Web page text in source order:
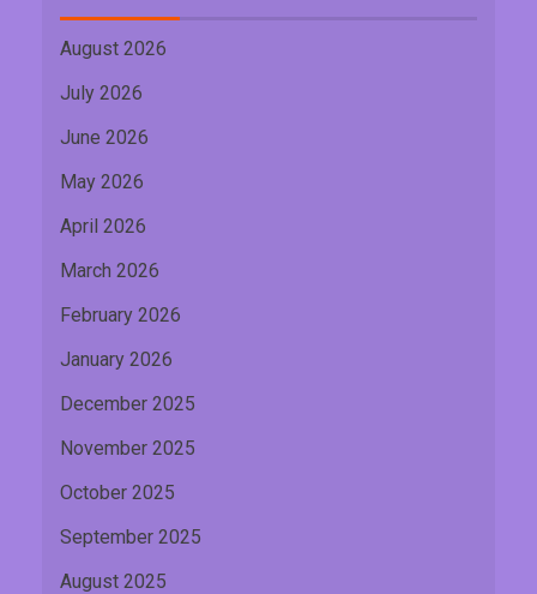
August 2026
July 2026
June 2026
May 2026
April 2026
March 2026
February 2026
January 2026
December 2025
November 2025
October 2025
September 2025
August 2025